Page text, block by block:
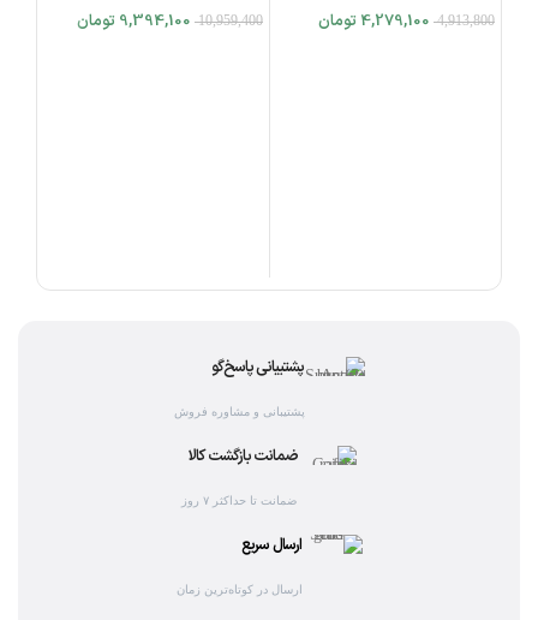
4,913,800
4,279,100 تومان
NL-2786BG
10,959,400
9,394,100 تومان
ارسال سریع
ارسال در کوتاه‌ترین زمان
ضمانت بازگشت کالا
ضمانت تا حداکثر ۷ روز
پشتیبانی پاسخ‌گو
پشتیبانی و مشاوره فروش